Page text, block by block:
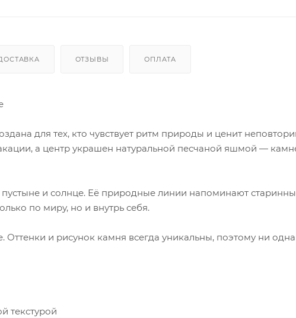
ОТЗЫВЫ ОПЛАТА
для тех, кто чувствует ритм природы и ценит
а центр украшен натуральной песчаной яшмой —
и солнце. Её природные линии напоминают
по миру, но и внутрь себя.
и рисунок камня всегда уникальны, поэтому ни одна
текстурой